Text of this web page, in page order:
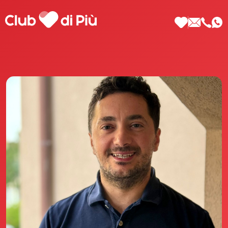
Scopri Club di Più
Le testimonianze Club di Più
La fondatrice Valeria Pilla
Annunci Donne
Agenzia matrimoniale Club di Più
Love Notebook